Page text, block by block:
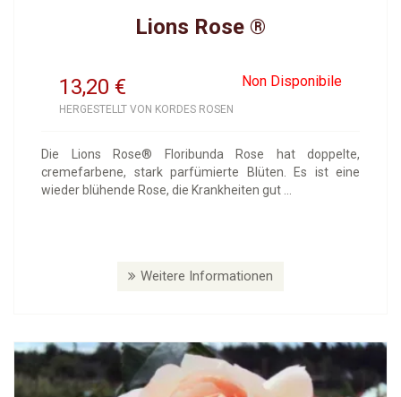
Lions Rose ®
13,20 Non Disponibile
€
HERGESTELLT VON KORDES ROSEN
Die Lions Rose® Floribunda Rose hat doppelte,
cremefarbene, stark parfümierte Blüten. Es ist eine
wieder blühende Rose, die Krankheiten gut ...
Weitere Informationen